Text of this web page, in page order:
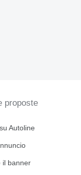
proposte
Autoline
il banner